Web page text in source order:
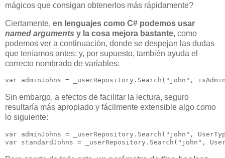
mágicos que consigan obtenerlos más rápidamente?
Ciertamente, en lenguajes como C# podemos usar
named arguments y la cosa mejora bastante, como
podemos ver a continuación, donde se despejan las dudas
que teníamos antes; y, por supuesto, también ayuda el
correcto nombrado de variables:
Sin embargo, a efectos de facilitar la lectura, seguro
resultaría más apropiado y fácilmente extensible algo como
lo siguiente:
var adminJohns = _userRepository.Search("john",